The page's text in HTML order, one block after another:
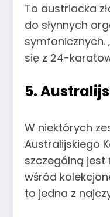
To austriacka
do słynnych
symfonicznych.
się z 24-
5.
W niektórych
Australijskiego
szczególną
wśród
to jedna z